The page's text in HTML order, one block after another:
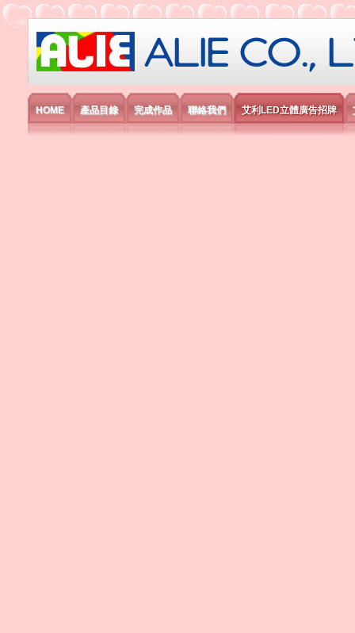
艾利國際電子有限公司
HOME 產品目錄 完成作品 聯絡我們 艾利LED立體廣告招牌